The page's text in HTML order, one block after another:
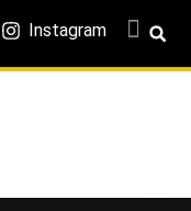
Instagram